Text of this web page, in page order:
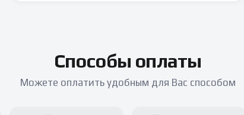
Способы оплаты
Можете оплатить удобным для Вас способом